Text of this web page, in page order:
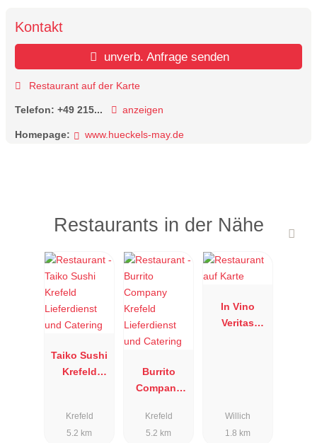
Kontakt
unverb. Anfrage senden
Restaurant auf der Karte
Telefon: +49 215... anzeigen
Homepage: www.hueckels-may.de
Restaurants in der Nähe
Taiko Sushi
Krefeld
Catering
Krefeld
5.2 km
Burrito
Company
Lieferdienst
und
Krefeld
5.2 km
In Vino
Veritas
Willich
1.8 km